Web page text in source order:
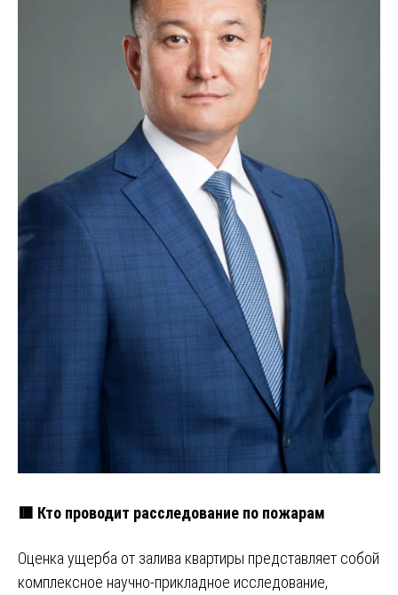
🟥 Кто проводит расследование по пожарам
Оценка ущерба от залива квартиры представляет собой
комплексное научно-прикладное исследование,